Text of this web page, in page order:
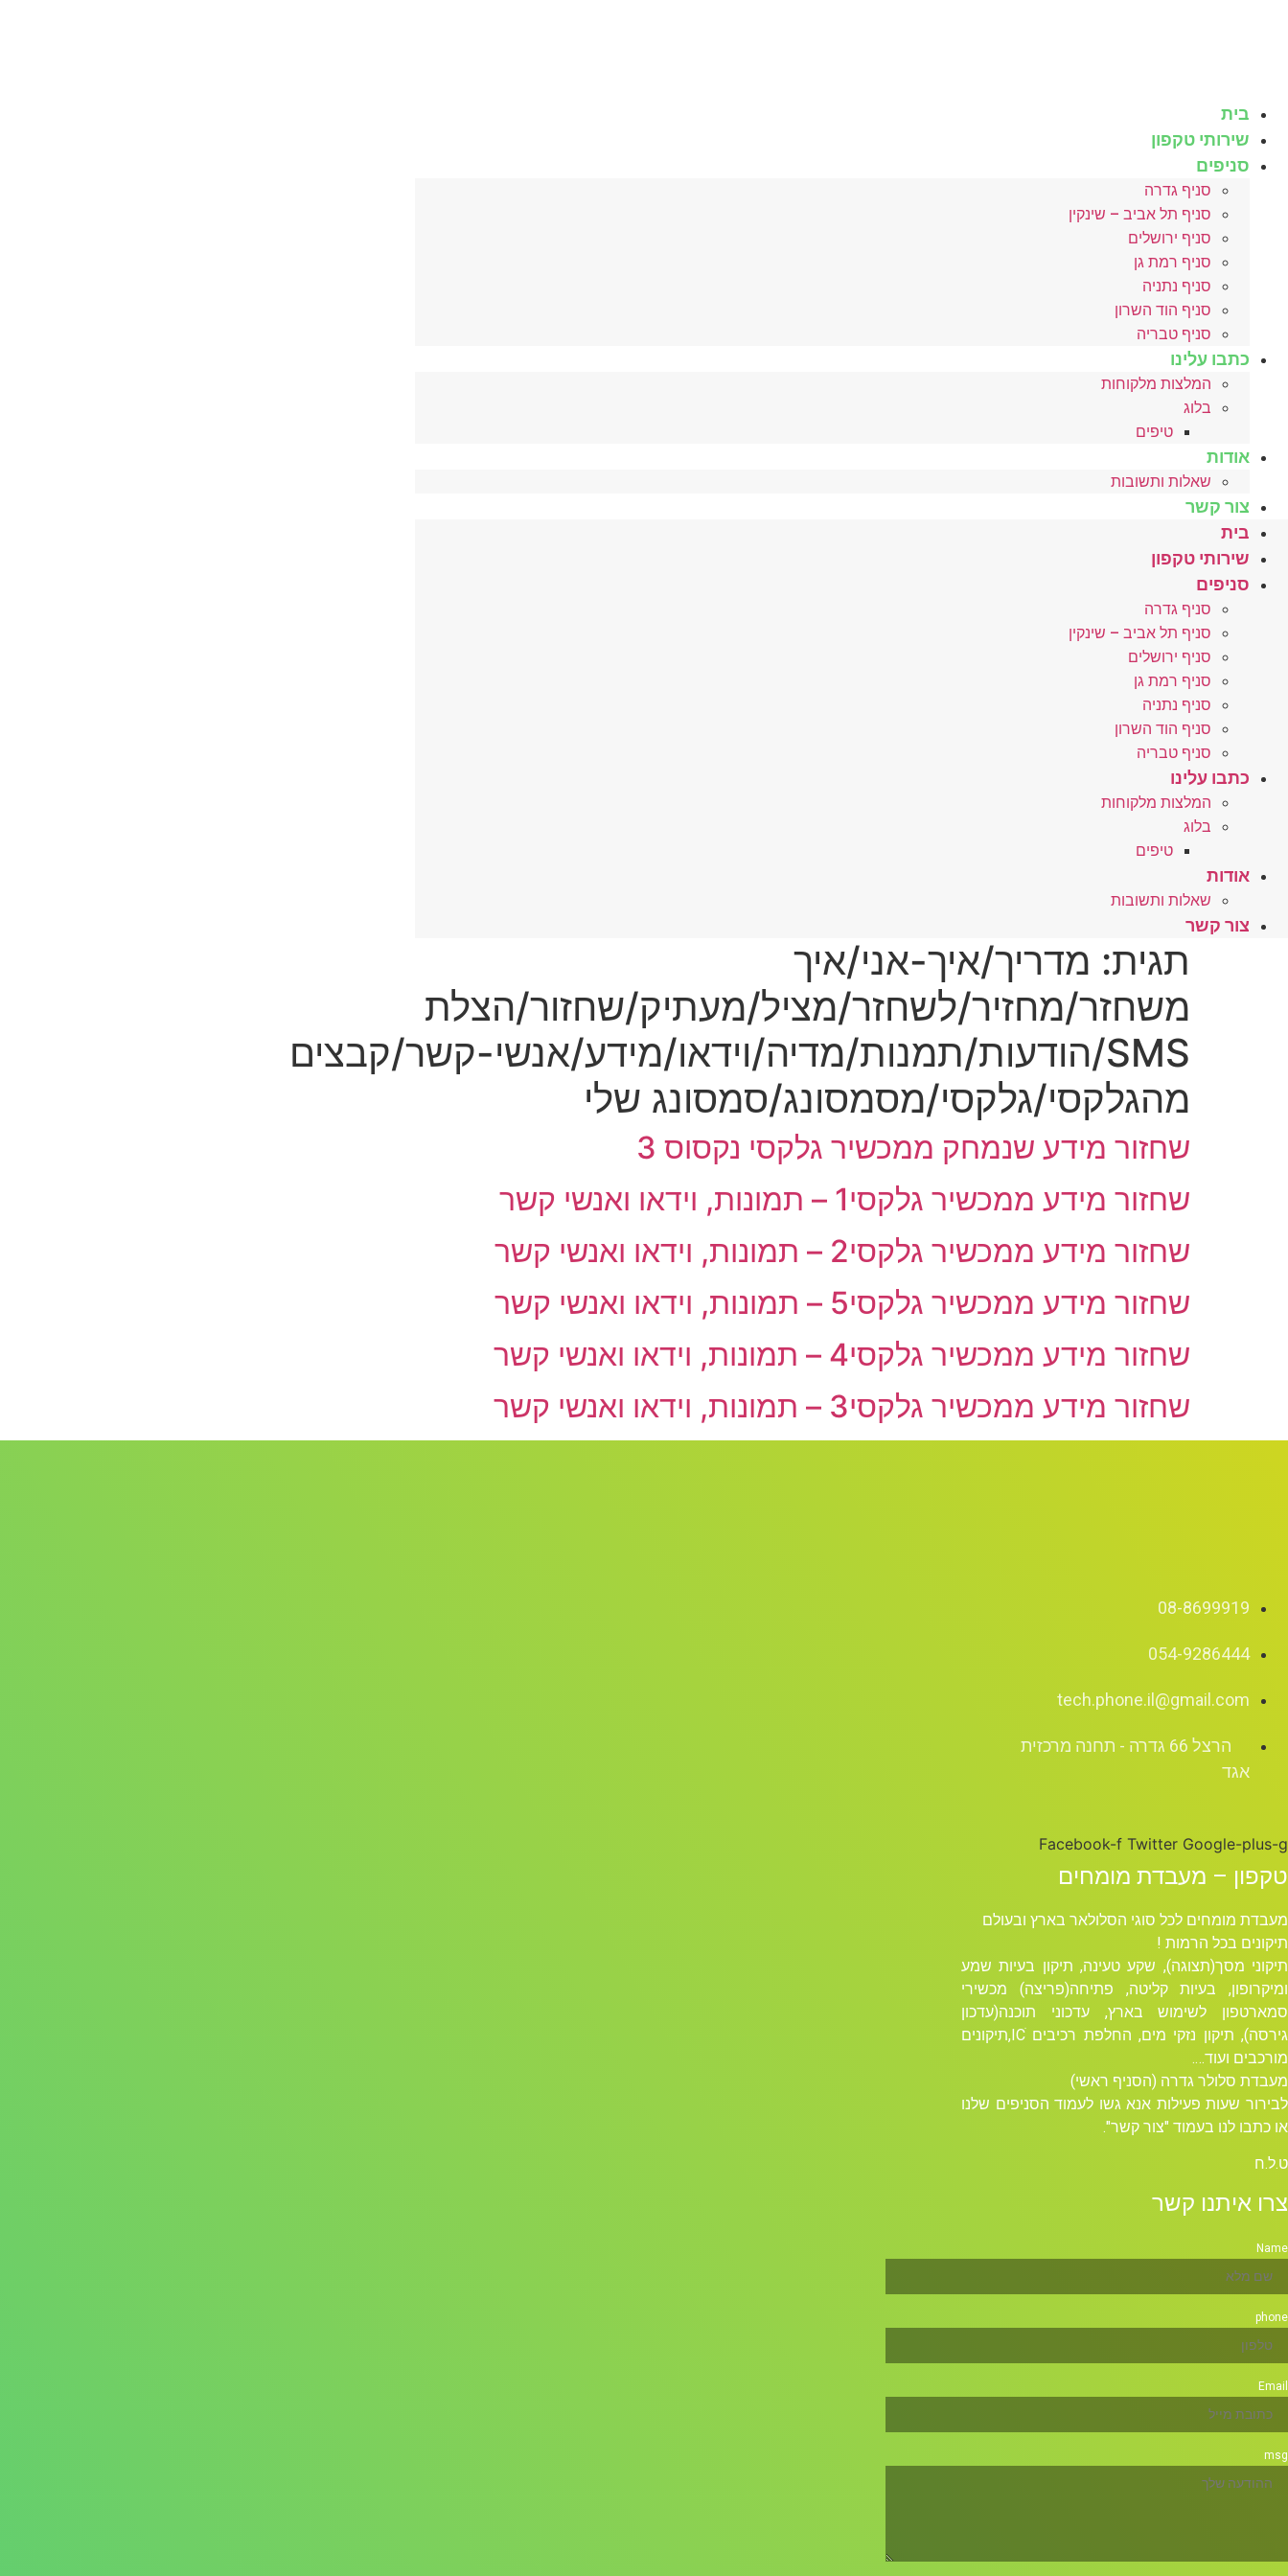
בית
שירותי טקפון
סניפים
סניף גדרה
סניף תל אביב – שינקין
סניף ירושלים
סניף רמת גן
סניף נתניה
סניף הוד השרון
סניף טבריה
כתבו עלינו
המלצות מלקוחות
בלוג
טיפים
אודות
שאלות ותשובות
צור קשר
בית
שירותי טקפון
סניפים
סניף גדרה
סניף תל אביב – שינקין
סניף ירושלים
סניף רמת גן
סניף נתניה
סניף הוד השרון
סניף טבריה
כתבו עלינו
המלצות מלקוחות
בלוג
טיפים
אודות
שאלות ותשובות
צור קשר
תגית: מדריך/איך-אני/איך
משחזר/מחזיר/לשחזר/מציל/מעתיק/שחזור/הצלת
SMS/הודעות/תמנות/מדיה/וידאו/מידע/אנשי-קשר/קבצים
מהגלקסי/גלקסי/מסמסונג/סמסונג שלי
שחזור מידע שנמחק ממכשיר גלקסי נקסוס 3
שחזור מידע ממכשיר גלקסי1 – תמונות, וידאו ואנשי קשר
שחזור מידע ממכשיר גלקסי2 – תמונות, וידאו ואנשי קשר
שחזור מידע ממכשיר גלקסי5 – תמונות, וידאו ואנשי קשר
שחזור מידע ממכשיר גלקסי4 – תמונות, וידאו ואנשי קשר
שחזור מידע ממכשיר גלקסי3 – תמונות, וידאו ואנשי קשר
08-8699919
054-9286444
tech.phone.il@gmail.com
הרצל 66 גדרה - תחנה מרכזית
אגד
Facebook-f Twitter Google-plus-g
טקפון – מעבדת מומחים
מעבדת מומחים לכל סוגי הסלולאר בארץ ובעולם
תיקונים בכל הרמות !
תיקוני מסך(תצוגה), שקע טעינה, תיקון בעיות שמע
ומיקרופון, בעיות קליטה, פתיחה(פריצה) מכשירי
סמארטפון לשימוש בארץ, עדכוני תוכנה(עדכון
גירסה), תיקון נזקי מים, החלפת רכיבים ICׁ,תיקונים
מורכבים ועוד….
מעבדת סלולר גדרה (הסניף ראשי)
לבירור שעות פעילות אנא גשו לעמוד הסניפים שלנו
או כתבו לנו בעמוד "צור קשר".
ט.ל.ח
צרו איתנו קשר
Name
phone
Email
msg